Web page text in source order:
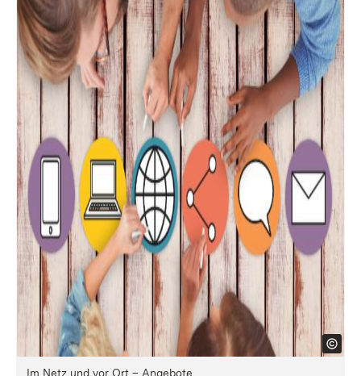
Im Netz und vor Ort – Angebote